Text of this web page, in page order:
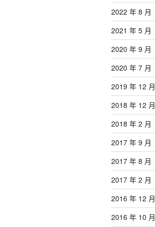
2022 年 8 月
2021 年 5 月
2020 年 9 月
2020 年 7 月
2019 年 12 月
2018 年 12 月
2018 年 2 月
2017 年 9 月
2017 年 8 月
2017 年 2 月
2016 年 12 月
2016 年 10 月